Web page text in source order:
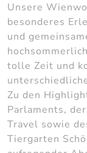
Unsere
besonderes
und
tolle Zeit und
Zu den
Parlaments,
Travel sowie
Tiergarten